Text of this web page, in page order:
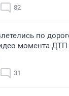
82
по
момента ДТП
31